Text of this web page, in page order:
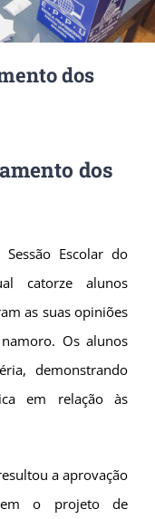
dos
dos
Escolar do
catorze alunos
as suas opiniões
Os alunos
demonstrando
em relação às
a aprovação
o projeto de